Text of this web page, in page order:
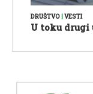
DRUŠTVO|VESTI
U toku drugi